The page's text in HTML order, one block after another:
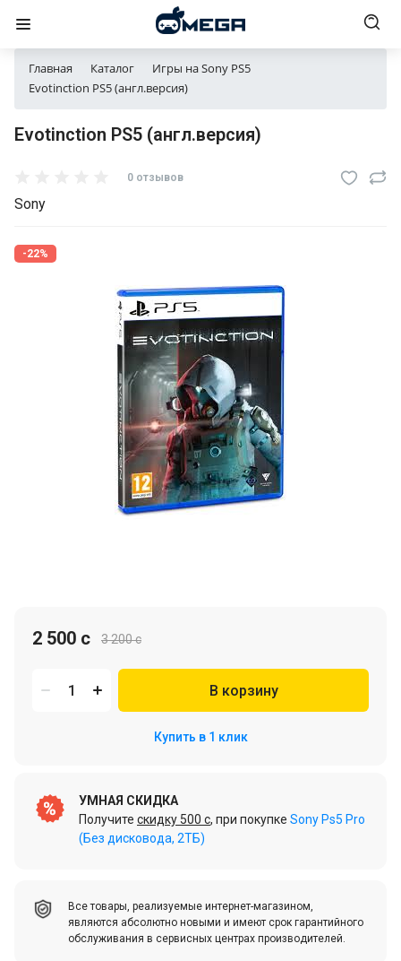
Главная Каталог
Игры на Sony PS5
Evotinction PS5 (англ.версия)
Evotinction PS5 (англ.версия)
0 отзывов
Sony
-22%
3 200 c
2 500 c
В корзину
Купить в 1 клик
УМНАЯ СКИДКА
Получите скидку 500 c, при покупке Sony Ps5 Pro
(Без дисковода, 2ТБ)
Все товары, реализуемые интернет-магазином,
являются абсолютно новыми и имеют срок гарантийного
обслуживания в сервисных центрах производителей.